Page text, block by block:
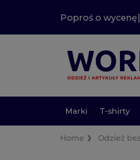
Poproś o wycenę|
Marki T-shirty
Home Odzież